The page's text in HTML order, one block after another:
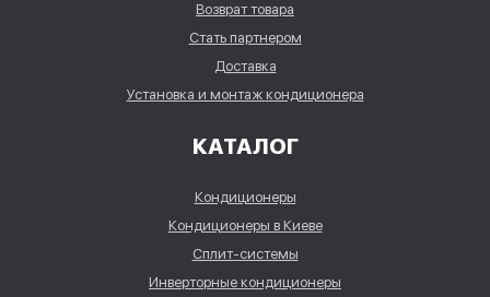
Возврат товара
Стать партнером
Доставка
Установка и монтаж кондиционера
КАТАЛОГ
Кондиционеры
Кондиционеры в Киеве
Сплит-системы
Инверторные кондиционеры